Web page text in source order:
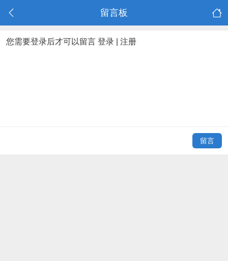
留言板
您需要登录后才可以留言 登录 注册
留言